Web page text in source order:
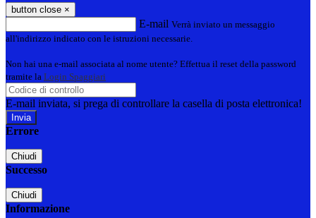
button close ×
E-mail Verrà inviato un messaggio
all'indirizzo indicato con le istruzioni necessarie.
Non hai una e-mail associata al nome utente? Effettua il reset della password
tramite la Login Spaggiari
E-mail inviata, si prega di controllare la casella di posta elettronica!
Errore
Chiudi
Successo
Chiudi
Informazione